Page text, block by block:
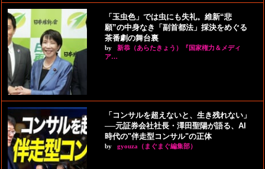
「玉虫色」では虫にも失礼。維新“悲
願”の中身なき「副首都法」採決をめぐる
茶番劇の舞台裏
by
新恭（あらたきょう）『国家権力＆メディ
ア…
「コンサルを超えないと、生き残れない」
──元証券会社社長・澤田聖陽が語る、AI
時代の"伴走型コンサル"の正体
by gyouza（まぐまぐ編集部）